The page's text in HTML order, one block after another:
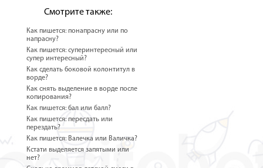
Смотрите также:
Как пишется: понапрасну или по
напрасну?
Как пишется: суперинтересный или
супер интересный?
Как сделать боковой колонтитул в
ворде?
Как снять выделение в ворде после
копирования?
Как пишется: бал или балл?
Как пишется: пересдать или
перездать?
Как пишется: Валечка или Валичка?
Кстати выделяется запятыми или
нет?